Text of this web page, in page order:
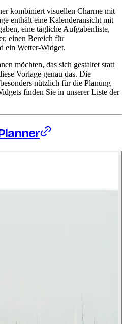
kombiniert visuellen Charme mit
enthält eine Kalenderansicht mit
eine tägliche Aufgabenliste,
einen Bereich für
ein Wetter-Widget.
möchten, das sich gestaltet statt
Vorlage genau das. Die
nützlich für die Planung
finden Sie in unserer Liste der